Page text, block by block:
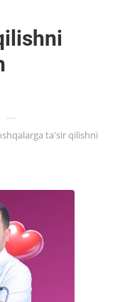
—
ta'sir qilishni